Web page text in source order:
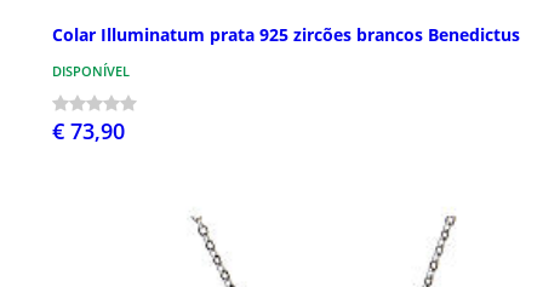
Colar Illuminatum prata 925 zircões brancos Benedictus
DISPONÍVEL
€ 73,90